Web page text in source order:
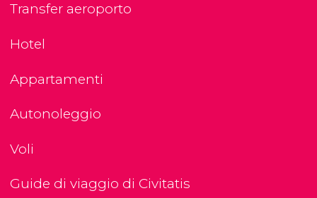
Transfer aeroporto
Hotel
Appartamenti
Autonoleggio
Voli
Guide di viaggio di Civitatis